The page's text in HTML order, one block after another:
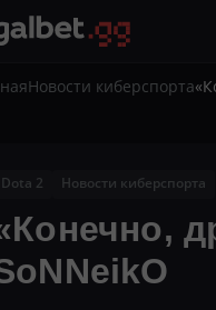
Новости киберспорта
Dota 2 Новости киберспорта